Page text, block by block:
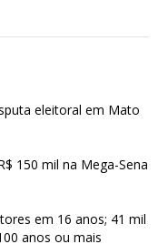
eleitoral em Mato
150 mil na Mega-Sena
em 16 anos; 41 mil
anos ou mais